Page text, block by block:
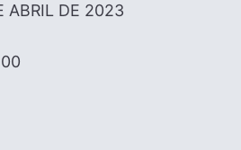
ABRIL DE 2023